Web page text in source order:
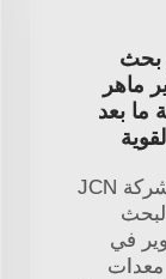
بحث
ماهر
ما بعد
تركّز شركة JCN
في